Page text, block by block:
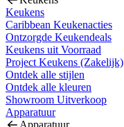
Keukens
Caribbean Keukenacties
Ontzorgde Keukendeals
Keukens uit Voorraad
Project Keukens (Zakelijk)
Ontdek alle stijlen
Ontdek alle kleuren
Showroom Uitverkoop
Apparatuur
Apparatuur